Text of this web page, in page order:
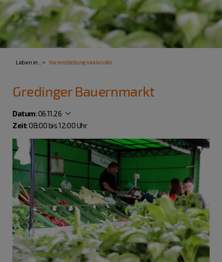
Leben in... Veranstaltungskalender
Gredinger Bauernmarkt
Datum:06.11.26
Zeit: 08:00 bis 12:00 Uhr